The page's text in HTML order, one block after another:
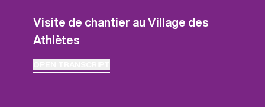
Visite de chantier au Village des
Athlètes